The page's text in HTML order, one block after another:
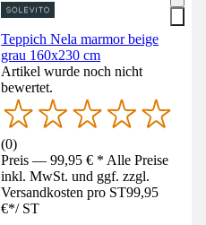
Teppich Nela marmor beige
grau 160x230 cm
Artikel wurde noch nicht
bewertet.
(0)
Preis — 99,95 € * Alle Preise
inkl. MwSt. und ggf. zzgl.
Versandkosten pro ST99,95
€*/ ST